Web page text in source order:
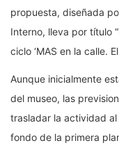
propuesta, diseñada
Interno, lleva por título
ciclo ‘MAS en la calle.
Aunque inicialmente
del museo, las
trasladar la actividad
fondo de la primera